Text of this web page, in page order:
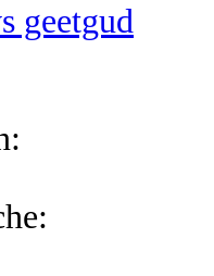
geetgud